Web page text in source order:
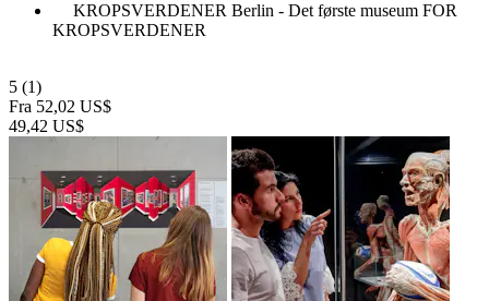
KROPSVERDENER Berlin - Det første museum FOR
KROPSVERDENER
5 (1)
Fra 52,02 US$
49,42 US$